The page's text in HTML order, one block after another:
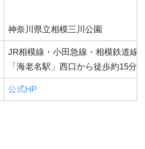
神奈川県立相模三川公園
JR相模線・小田急線・相模鉄道線
「海老名駅」西口から徒歩約15
公式HP